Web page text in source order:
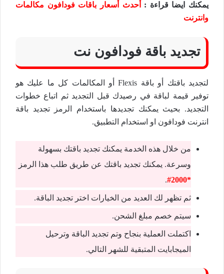
يمكنك ايضا قراءة :
أحدث أسعار باقات فودافون مكالمات
وانترنت
تجديد باقة فودافون نت
لتجديد باقتك أو باقة Flexis أو المكالمات كل ما عليك هو
توفير قيمة لباقة في رصيدك قبل التجديد ثم اتباع خطوات
التجديد. بحيث يمكنك تجديدها باستخدام الرمز تجديد باقة
انترنت فودافون او استخدام التطبيق.
من خلال هذه الخدمة يمكنك تجديد باقتك بسهولة
وسرعة. يمكنك تجديد باقتك عن طريق طلب هذا الرمز
*2000#
.
ثم تظهر لك العديد من الخيارات اختر تجديد الباقة.
سيتم خصم مبلغ الشحن.
اكتملت العملية بنجاح وتم تجديد الباقة وترحيل
الميجابايت المتبقية للشهر التالي.